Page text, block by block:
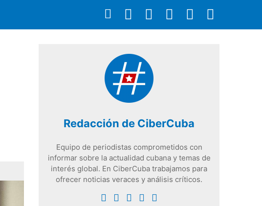
Redacción de CiberCuba
Equipo de periodistas comprometidos con
informar sobre la actualidad cubana y temas de
interés global. En CiberCuba trabajamos para
ofrecer noticias veraces y análisis críticos.